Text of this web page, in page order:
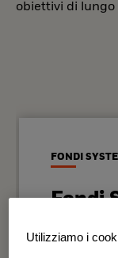
obiettivi di lungo
FONDI
Fondi
Strategie
Utilizziamo i